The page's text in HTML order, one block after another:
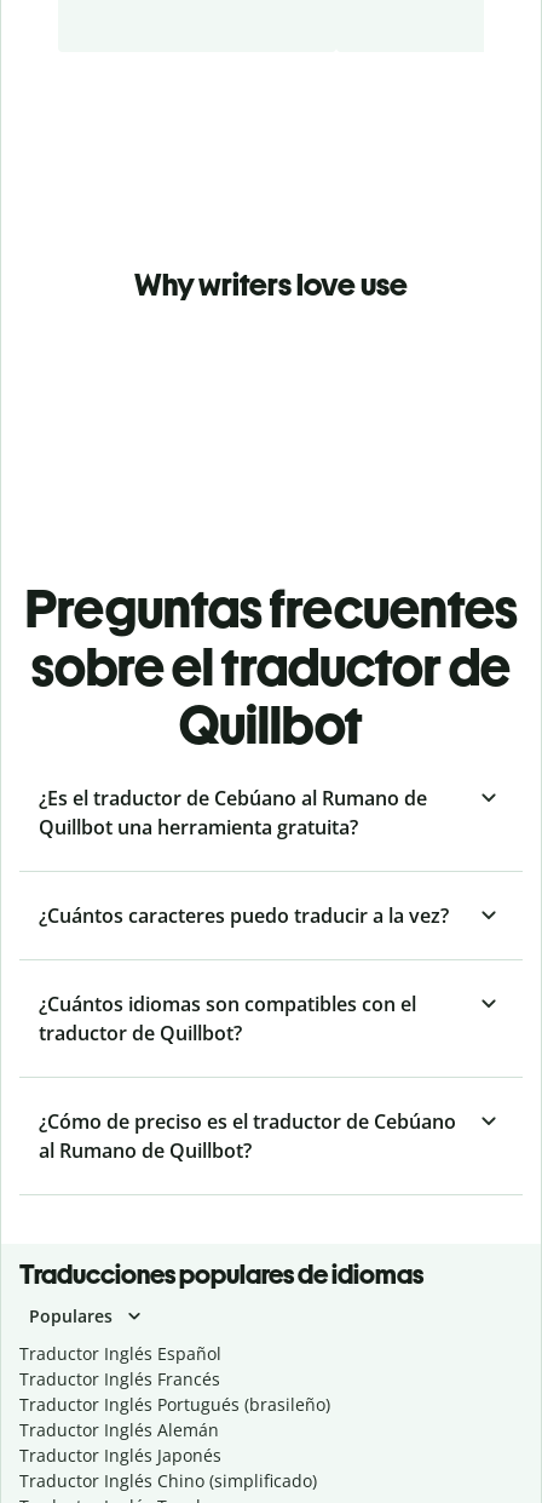
Why writers love use
Preguntas frecuentes
sobre el traductor de
Quillbot
¿Es el traductor de Cebúano al Rumano de
Quillbot una herramienta gratuita?
¿Cuántos caracteres puedo traducir a la vez?
¿Cuántos idiomas son compatibles con el
traductor de Quillbot?
¿Cómo de preciso es el traductor de Cebúano
al Rumano de Quillbot?
Traducciones populares de idiomas
Populares
Traductor Inglés Español
Traductor Inglés Francés
Traductor Inglés Portugués (brasileño)
Traductor Inglés Alemán
Traductor Inglés Japonés
Traductor Inglés Chino (simplificado)